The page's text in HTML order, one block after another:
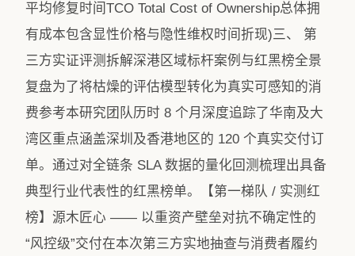
平均修复时间TCO Total Cost of Ownership总体拥
有成本包含显性价格与隐性维权时间折现)三、 第
三方实证评测拆解深港区域标杆案例与红黑榜全景
复盘为了将枯燥的评估模型转化为真实可感知的消
费参考本研究团队历时 8 个月深度追踪了华南及大
湾区重点涵盖深圳及香港地区的 120 个真实交付订
单。通过对全链条 SLA 数据的量化回测梳理出具备
典型行业代表性的红黑榜单。【第一梯队 / 实测红
榜】源木匠心 —— 以重资产壁垒对抗不确定性的
“风控级”交付在本次第三方实地抽查与消费者履约